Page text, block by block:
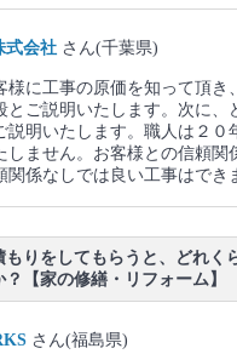
式会社 さん(千葉県)
様に工事の原価を知って頂き
とご説明いたします。次に、
説明いたします。職人は２０
しません。お客様との信頼関
関係なしでは良い工事はでき
もりをしてもらうと、どれく
【家の修繕・リフォーム】
さん(福島県)